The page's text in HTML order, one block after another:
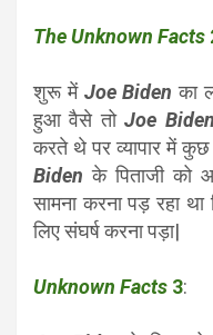
The Unknown Facts
शुरू में Joe Biden का
हुआ वैसे तोJoe Biden
करते थे पर व्यापार में
Biden के पिताजी को
सामना करना पड़ रहा
लिए संघर्ष करना पड़ा|
Unknown Facts 3: